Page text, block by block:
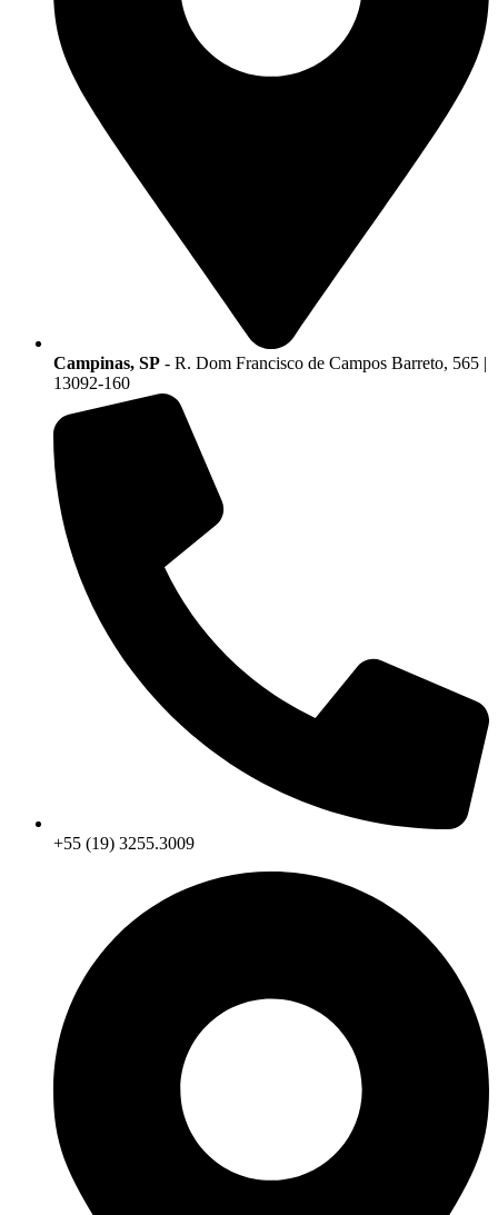
Campinas, SP - R. Dom Francisco de Campos Barreto, 565 |
13092-160
+55 (19) 3255.3009